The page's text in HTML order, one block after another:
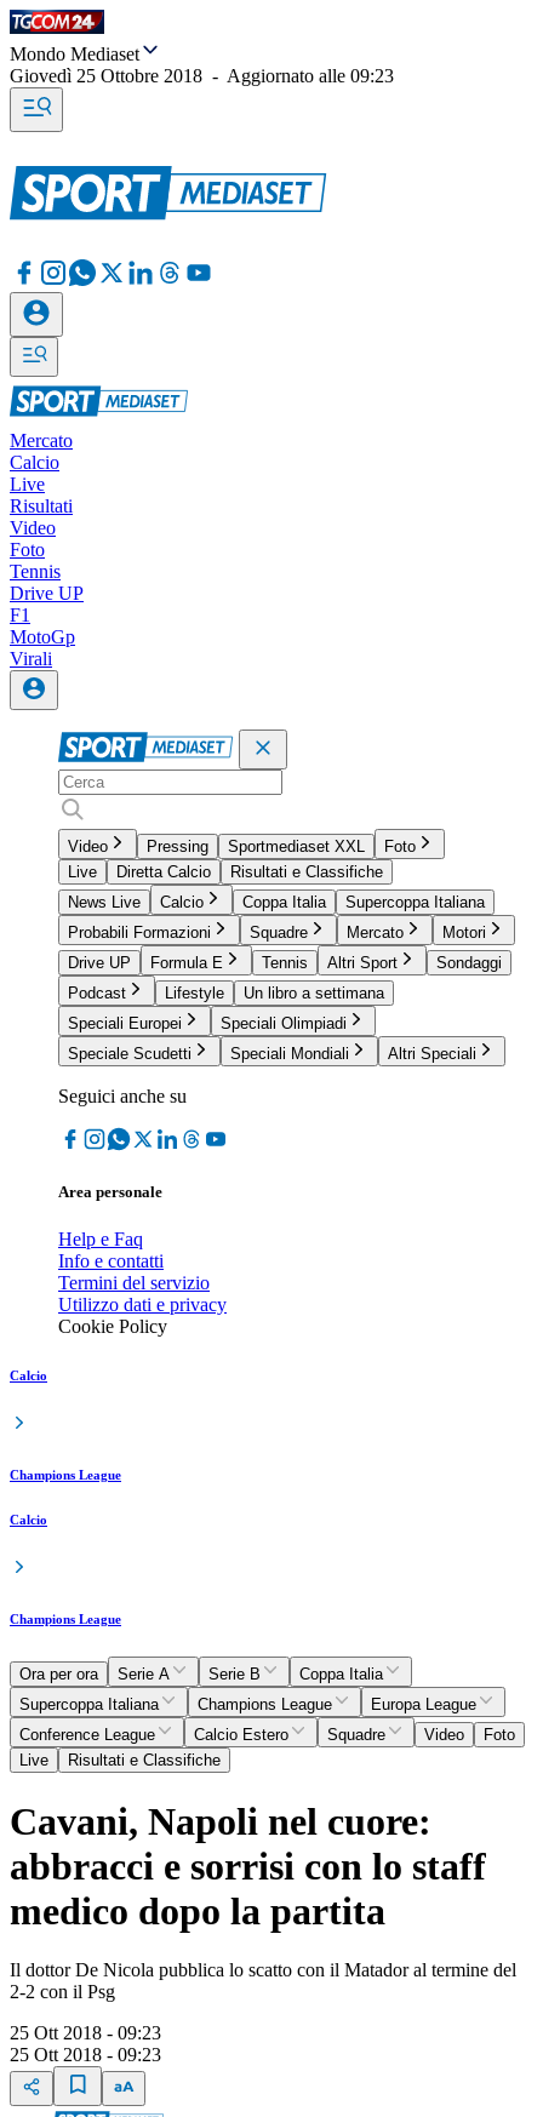
Mondo Mediaset
Giovedì 25 Ottobre 2018 - Aggiornato alle 09:23
Mercato
Calcio
Live
Risultati
Video
Foto
Tennis
Drive UP
F1
MotoGp
Virali
Video Pressing Sportmediaset XXL
Foto
Live
Diretta Calcio
Risultati e Classifiche
News Live
Calcio Coppa Italia
Supercoppa Italiana
Probabili Formazioni
Squadre Mercato
Motori
Drive UP
Formula E Tennis Altri Sport
Sondaggi
Podcast
Lifestyle
Un libro a settimana
Speciali Europei
Speciali Olimpiadi
Speciale Scudetti
Speciali Mondiali Altri Speciali
Seguici anche su
Area personale
Help e Faq
Info e contatti
Termini del servizio
Utilizzo dati e privacy
Cookie Policy
Calcio
Champions League
Calcio
Champions League
Ora per ora Serie A Serie B
Coppa Italia
Supercoppa Italiana
Champions League
Europa League
Conference League
Calcio Estero Squadre Video
Foto
Live
Risultati e Classifiche
Cavani, Napoli nel cuore:
abbracci e sorrisi con lo staff
medico dopo la partita
Il dottor De Nicola pubblica lo scatto con il Matador al termine del
2-2 con il Psg
25 Ott 2018 - 09:23
25 Ott 2018 - 09:23